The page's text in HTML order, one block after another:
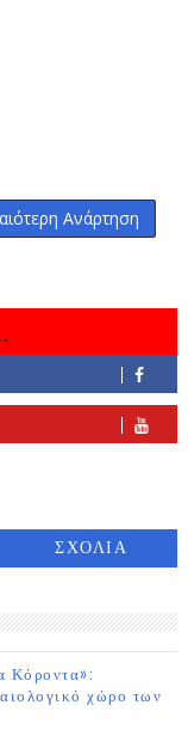
Ανάρτηση
ΣΧΟΛΙΑ
Κόροντα»:
χώρο των